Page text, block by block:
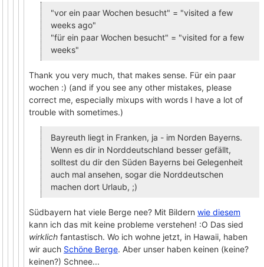
"vor ein paar Wochen besucht" = "visited a few
weeks ago"
"für ein paar Wochen besucht" = "visited for a few
weeks"
Thank you very much, that makes sense. Für ein paar
wochen :) (and if you see any other mistakes, please
correct me, especially mixups with words I have a lot of
trouble with sometimes.)
Bayreuth liegt in Franken, ja - im Norden Bayerns.
Wenn es dir in Norddeutschland besser gefällt,
solltest du dir den Süden Bayerns bei Gelegenheit
auch mal ansehen, sogar die Norddeutschen
machen dort Urlaub, ;)
Südbayern hat viele Berge nee? Mit Bildern wie diesem
kann ich das mit keine probleme verstehen! :O Das sied
wirklich fantastisch. Wo ich wohne jetzt, in Hawaii, haben
wir auch Schöne Berge. Aber unser haben keinen (keine?
keinen?) Schnee...